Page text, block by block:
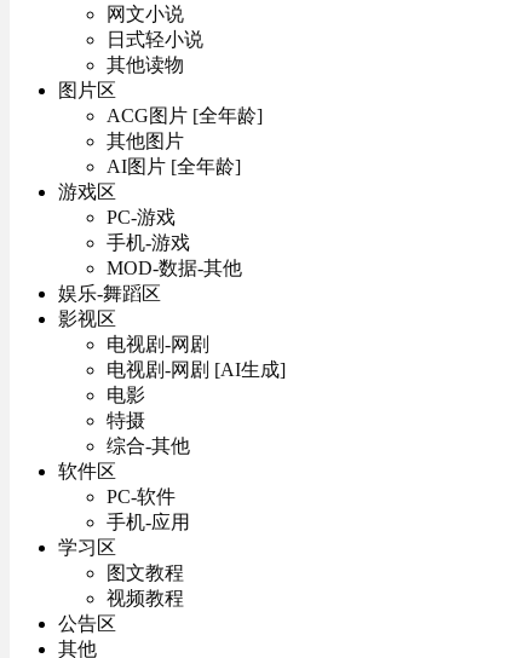
网文小说
日式轻小说
其他读物
图片区
ACG图片 [全年龄]
其他图片
AI图片 [全年龄]
游戏区
PC-游戏
手机-游戏
MOD-数据-其他
娱乐-舞蹈区
影视区
电视剧-网剧
电视剧-网剧 [AI生成]
电影
特摄
综合-其他
软件区
PC-软件
手机-应用
学习区
图文教程
视频教程
公告区
其他